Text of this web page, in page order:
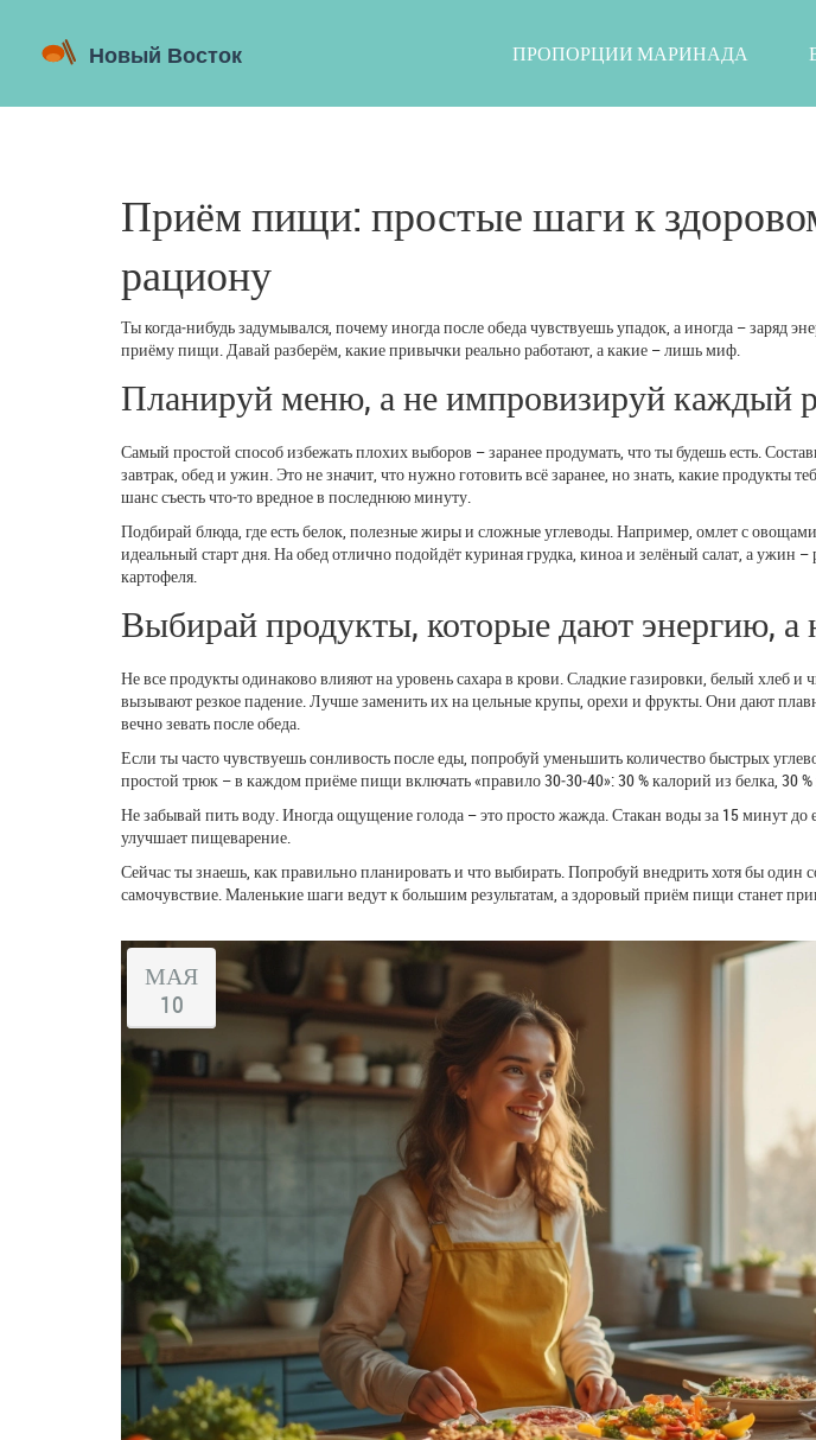
ПРОПОРЦИИ МАРИНАДА
Приём пищи: простые шаги к
рациону
Ты когда‑нибудь задумывался, почему иногда после обеда чувствуешь упадок, а иногда – заряд
приёму пищи. Давай разберём, какие привычки реально работают, а какие – лишь миф.
Планируй меню, а не импровизируй каждый
Самый простой способ избежать плохих выборов – заранее продумать, что ты будешь есть.
завтрак, обед и ужин. Это не значит, что нужно готовить всё заранее, но знать, какие продукты
шанс съесть что‑то вредное в последнюю минуту.
Подбирай блюда, где есть белок, полезные жиры и сложные углеводы. Например, омлет с
идеальный старт дня. На обед отлично подойдёт куриная грудка, киноа и зелёный салат, а
картофеля.
Выбирай продукты, которые дают энергию, а
Не все продукты одинаково влияют на уровень сахара в крови. Сладкие газировки, белый хлеб
вызывают резкое падение. Лучше заменить их на цельные крупы, орехи и фрукты. Они дают
вечно зевать после обеда.
Если ты часто чувствуешь сонливость после еды, попробуй уменьшить количество быстрых
простой трюк – в каждом приёме пищи включать «правило 30‑30‑40»: 30 % калорий из белка, 30
Не забывай пить воду. Иногда ощущение голода – это просто жажда. Стакан воды за 15 минут
улучшает пищеварение.
Сейчас ты знаешь, как правильно планировать и что выбирать. Попробуй внедрить хотя бы один
самочувствие. Маленькие шаги ведут к большим результатам, а здоровый приём пищи станет
МАЯ
10